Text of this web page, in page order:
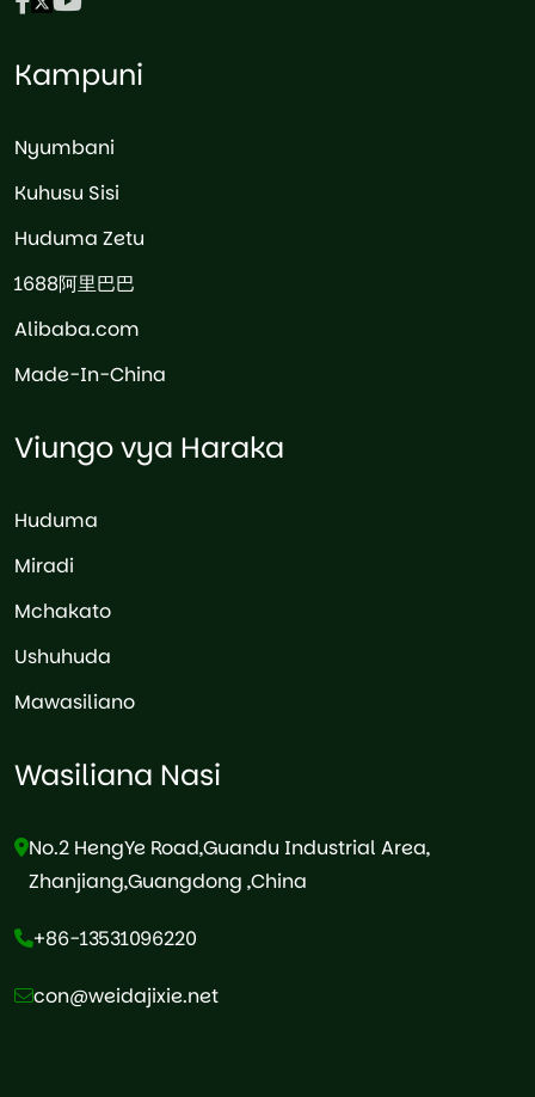
Kampuni
Nyumbani
Kuhusu Sisi
Huduma Zetu
1688阿里巴巴
Alibaba.com
Made-In-China
Viungo vya Haraka
Huduma
Miradi
Mchakato
Ushuhuda
Mawasiliano
Wasiliana Nasi
No.2 HengYe Road,Guandu Industrial Area,
Zhanjiang,Guangdong ,China
+86-13531096220
con@weidajixie.net